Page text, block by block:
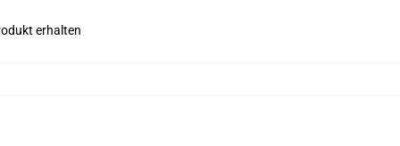
erhalten